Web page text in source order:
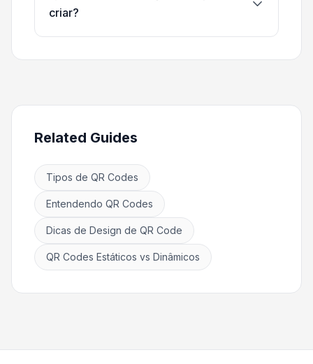
criar?
Related Guides
Tipos de QR Codes
Entendendo QR Codes
Dicas de Design de QR Code
QR Codes Estáticos vs Dinâmicos